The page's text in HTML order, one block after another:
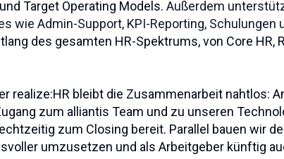
Target Operating Models. Außerdem
wie Admin‑Support, KPI‑Reporting,
des gesamten HR‑Spektrums, von Core HR,
realize:HR bleibt die Zusammenarbeit
zum alliantis Team und zu unseren
zum Closing bereit. Parallel bauen wir
umzusetzen und als Arbeitgeber künftig